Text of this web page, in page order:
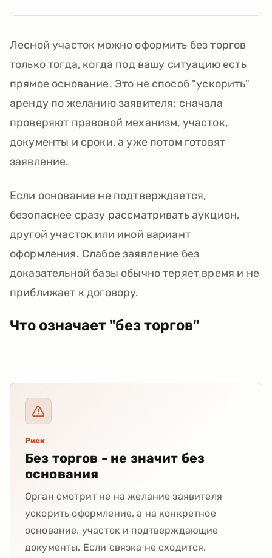
Лесной участок можно оформить без торгов
только тогда, когда под вашу ситуацию есть
прямое основание. Это не способ "ускорить"
аренду по желанию заявителя: сначала
проверяют правовой механизм, участок,
документы и сроки, а уже потом готовят
заявление.
Если основание не подтверждается,
безопаснее сразу рассматривать аукцион,
другой участок или иной вариант
оформления. Слабое заявление без
доказательной базы обычно теряет время и не
приближает к договору.
Что означает "без торгов"
Риск
Без торгов - не значит без
основания
Орган смотрит не на желание заявителя
ускорить оформление, а на конкретное
основание, участок и подтверждающие
документы. Если связка не сходится,